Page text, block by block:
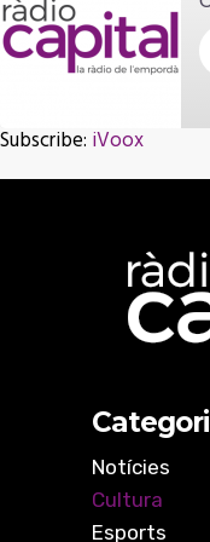
iVoox
SHARE
Subscribe: iVoox
Notícies
Cultura
Esports